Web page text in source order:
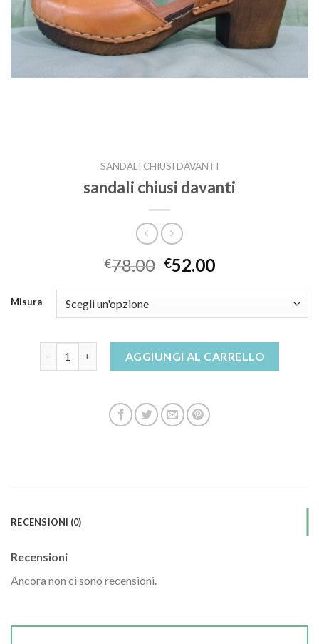
SANDALI CHIUSI DAVANTI
sandali chiusi davanti
€78.00 €52.00
Misura
AGGIUNGI AL CARRELLO
RECENSIONI (0)
Recensioni
Ancora non ci sono recensioni.